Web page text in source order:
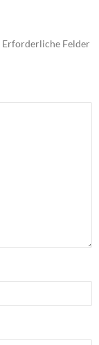
Erforderliche Felder